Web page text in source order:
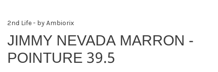
2nd Life - by Ambiorix
JIMMY NEVADA MARRON -
POINTURE 39.5